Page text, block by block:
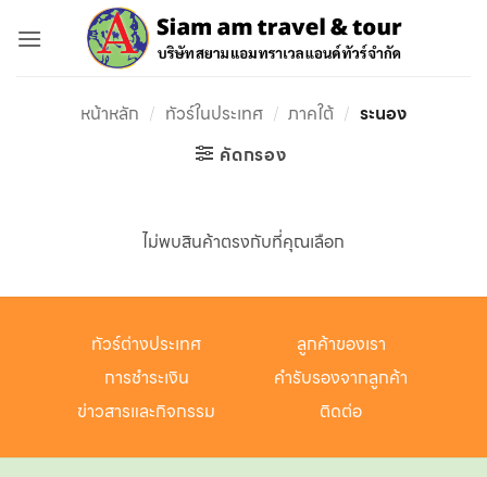
หน้าหลัก / ทัวร์ในประเทศ / ภาคใต้ / ระนอง
คัดกรอง
ไม่พบสินค้าตรงกับที่คุณเลือก
ทัวร์ต่างประเทศ
ลูกค้าของเรา
การชำระเงิน
คำรับรองจากลูกค้า
ข่าวสารและกิจกรรม
ติดต่อ